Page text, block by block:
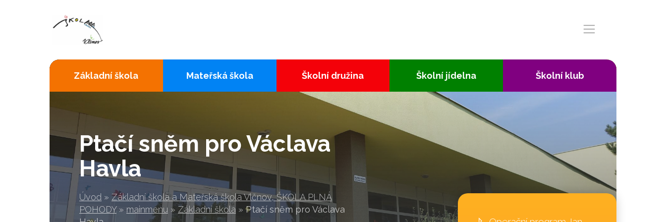
Ptačí sněm pro Václava
Havla
Úvod » Základní škola a Mateřská škola Vlčnov, ŠKOLA PLNÁ
POHODY » mainmenu » Základní škola » Ptačí sněm pro Václava
Základní škola Mateřská škola Školní družina Školní jídelna Školní klub